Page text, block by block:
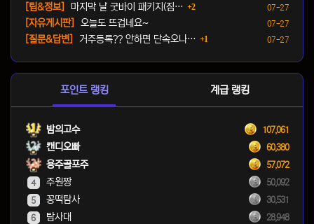
등록일
07-27
[팁&정보] 마지막 날 굿바이 패키지(짐… 2댓글
등록일
07-27
[자유게시판]
오늘도 뜨겁네요~
등록일
07-27
[질문&답변] 거주등록?? 안하면 단속오나… 1
포인트 랭킹 계급 랭킹
밤의고수 107,061
캔디오빠 60,380
용주골포주 57,072
4 주원짱 50,092
5 꽁떡탐사 30,531
6 탐사대 28,948